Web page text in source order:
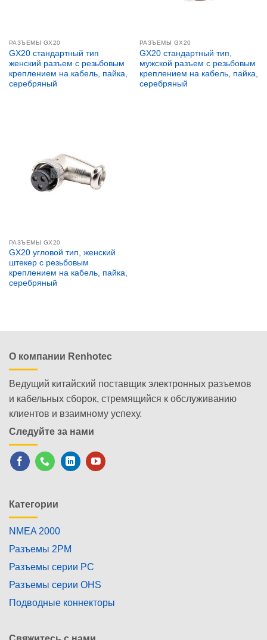
РАЗЪЕМЫ GX20
GX20 стандартный тип
женский разъем с резьбовым
креплением на кабель, пайка,
серебряный
РАЗЪЕМЫ GX20
GX20 стандартный тип,
мужской разъем с резьбовым
креплением на кабель, пайка,
серебряный
РАЗЪЕМЫ GX20
GX20 угловой тип, женский
штекер с резьбовым
креплением на кабель, пайка,
серебряный
О компании Renhotec
Ведущий китайский поставщик электронных разъемов
и кабельных сборок, стремящийся к обслуживанию
клиентов и взаимному успеху.
Следуйте за нами
Категории
NMEA 2000
Разъемы 2PM
Разъемы серии PC
Разъемы серии OHS
Подводные коннекторы